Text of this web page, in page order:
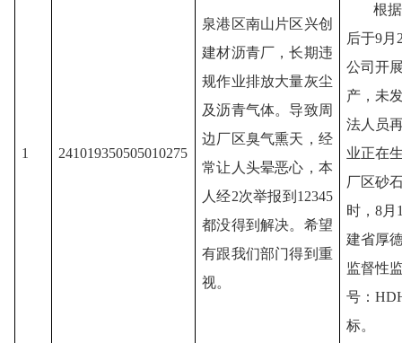
1 241019350505010275
泉港区南山片区兴创
建材沥青厂，长期违
规作业排放大量灰尘
及沥青气体。导致周
边厂区臭气熏天，经
常让人头晕恶心，本
人经2次举报到12345
都没得到解决。希望
有跟我们部门得到重
视。
根
后于9月
公司开
产，未
法人员
业正在
厂区砂
时，8月
建省厚
监督性
号：
标。